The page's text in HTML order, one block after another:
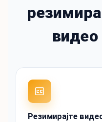
Резимирајте